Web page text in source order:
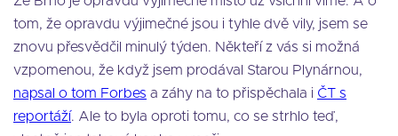
tom, že opravdu výjimečné jsou i tyhle dvě vily, jsem se
znovu přesvědčil minulý týden. Někteří z vás si možná
vzpomenou, že když jsem prodával Starou Plynárnou,
napsal o tom Forbes a záhy na to přispěchala i ČT s
reportáží. Ale to byla oproti tomu, co se strhlo teď,